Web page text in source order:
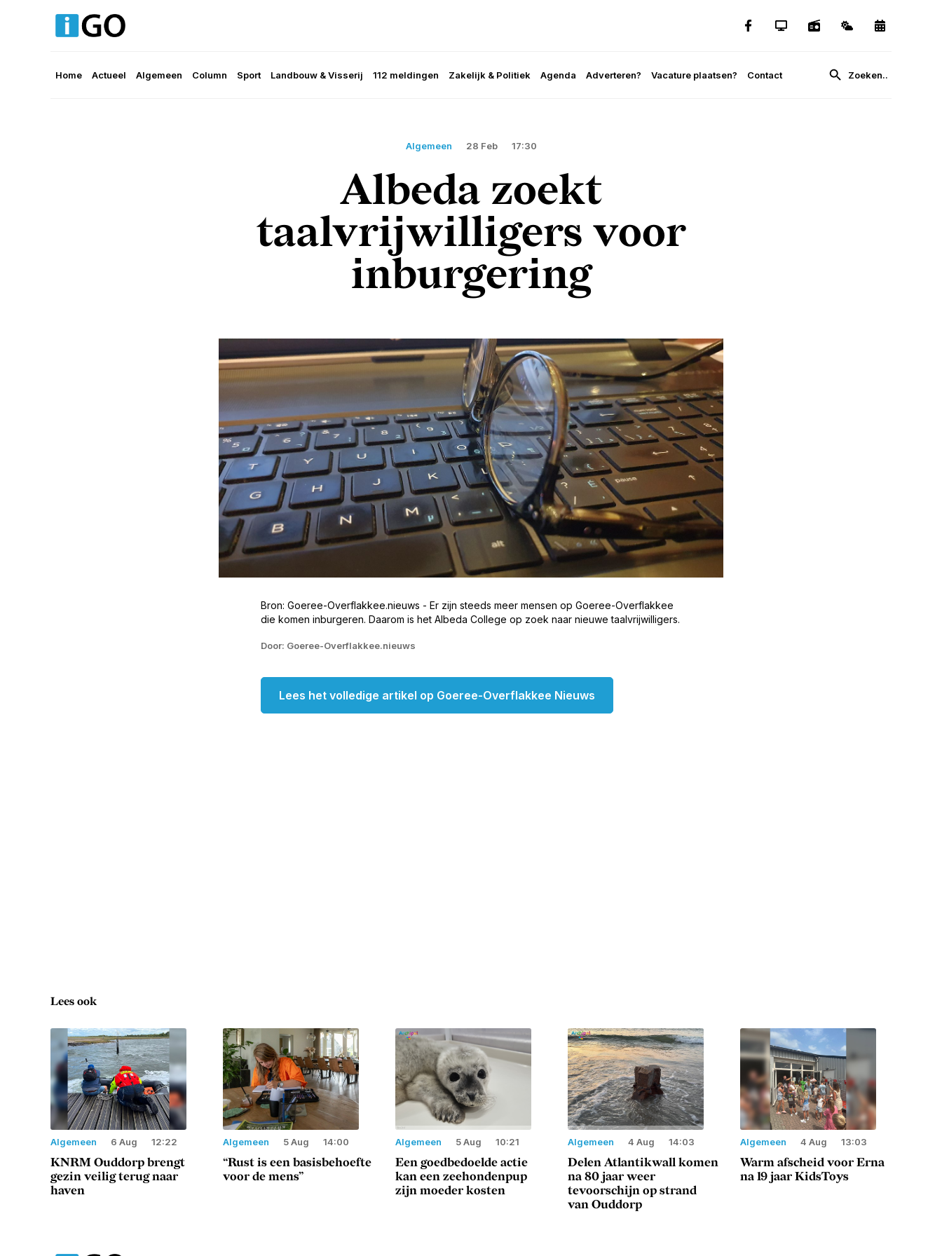
Home Actueel Algemeen Column Sport Landbouw & Visserij 112 meldingen Zakelijk & Politiek Agenda Adverteren? Vacature plaatsen? Contact
Algemeen 28 Feb 17:30
Albeda zoekt
taalvrijwilligers voor
inburgering
Bron: Goeree-Overflakkee.nieuws - Er zijn steeds meer mensen op Goeree-Overflakkee
die komen inburgeren. Daarom is het Albeda College op zoek naar nieuwe taalvrijwilligers.
Door: Goeree-Overflakkee.nieuws
Lees het volledige artikel op Goeree-Overflakkee Nieuws
Lees ook
Algemeen 6 Aug 12:22
KNRM Ouddorp brengt
gezin veilig terug naar
haven
Algemeen 5 Aug 14:00
“Rust is een basisbehoefte
voor de mens”
Algemeen 5 Aug 10:21
Een goedbedoelde actie
kan een zeehondenpup
zijn moeder kosten
Algemeen 4 Aug 14:03
Delen Atlantikwall komen
na 80 jaar weer
tevoorschijn op strand
van Ouddorp
Algemeen 4 Aug 13:03
Warm afscheid voor Erna
na 19 jaar KidsToys